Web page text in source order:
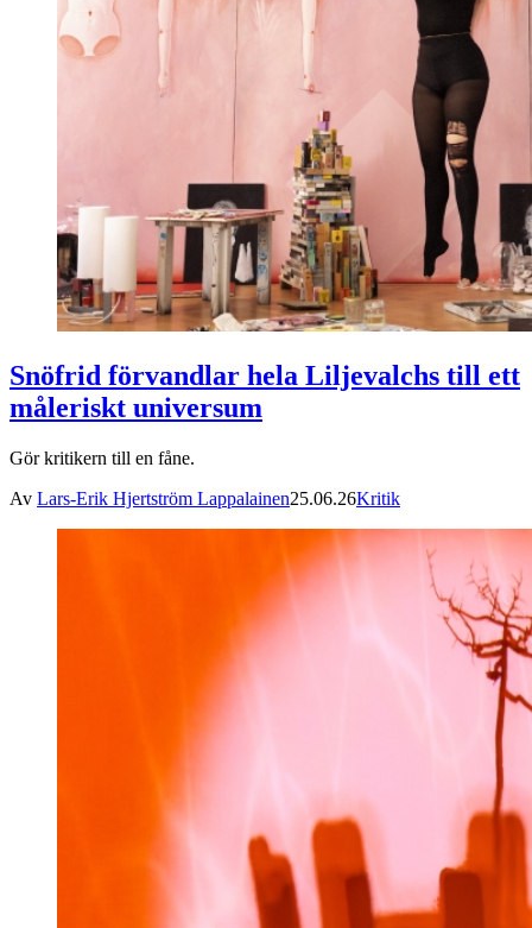
Snöfrid förvandlar hela Liljevalchs till ett
måleriskt universum
Gör kritikern till en fåne.
Av Lars-Erik Hjertström Lappalainen25.06.26Kritik